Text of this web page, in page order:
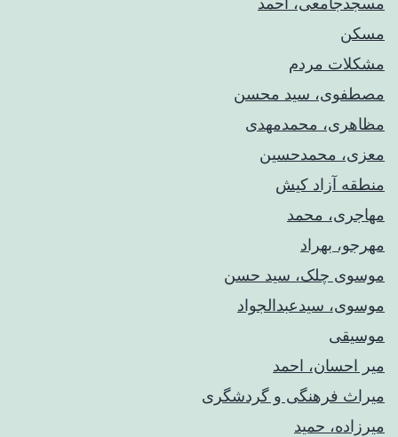
مسکن
مشکلات مردم
مصطفوی، سید محسن
مظاهری، محمدمهدی
معزی، محمدحسین
منطقه آزاد کیش
مهاجری، محمد
مهرجو، بهراد
موسوی چلک، سید حسن
موسوی، سیدعبدالجواد
موسیقی
میر احسان، احمد
میراث فرهنگی و گردشگری
میرزاده، حمید